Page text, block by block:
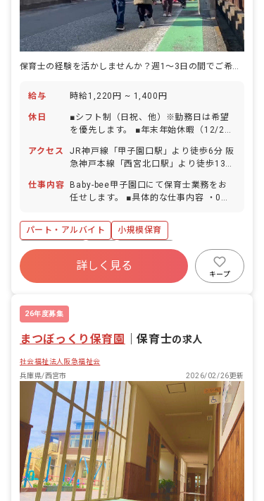
保育士の経験を活かしませんか？週1～3日の間でご希望に合わせて働けます
給与 時給1,220円 ~ 1,400円
休日
■シフト制（日祝、他）※勤務日は希望
を優先します。 ■年末年始休暇（12/29
半日単位での取得可） ■産前産後・育児
休暇（取得率・復帰率ともに100％） ※
お子様の体調不良や行事による、遅刻・
早退・欠勤などの相談も柔軟に対応いた
アクセス
JR神戸線「甲子園口駅」より徒歩6分 阪
急神戸本線「西宮北口駅」より徒歩13分
自用意・駐車場代は自己負担、無料駐輪
場あり）
仕事内容
Baby-bee甲子園口にて保育士業務をお
任せします。 ■具体的な仕事内容 ・0～2
パート・アルバイト
小規模保育
社会保険完備
有給
残業少なめ
昇給昇進あり
産休育休制度
車通勤可
詳しく見る
キープ
26年度募集
まつぼっくり保育園 ｜保育士の求人
社会福祉法人阪急福祉会
兵庫県/西宮市
2026/02/26更新